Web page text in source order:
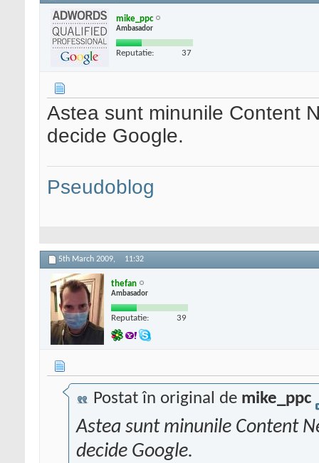
mike_ppc
Ambasador
Reputatie: 37
Astea sunt minunile Content
decide Google.
Pseudoblog
5th March 2009, 11:32
thefan
Ambasador
Reputatie: 39
Postat în original de mike_ppc
Astea sunt minunile Content
decide Google.